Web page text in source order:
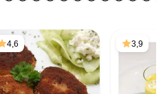
4,6 3,9